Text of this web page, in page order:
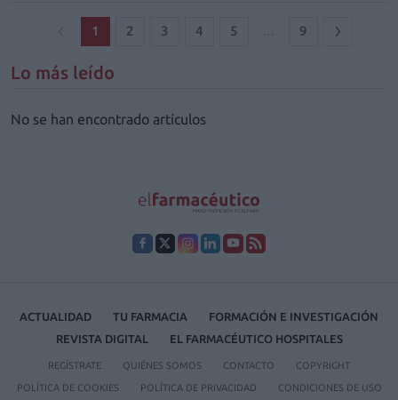
1 2 3 4 5 9
Lo más leído
No se han encontrado artículos
ACTUALIDAD TU FARMACIA
FORMACIÓN E INVESTIGACIÓN
REVISTA DIGITAL
EL FARMACÉUTICO HOSPITALES
REGÍSTRATE QUIÉNES SOMOS CONTACTO COPYRIGHT
POLÍTICA DE COOKIES POLÍTICA DE PRIVACIDAD CONDICIONES DE USO